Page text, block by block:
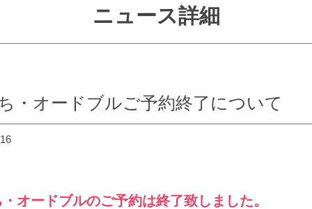
ニュース詳細
・オードブルご予約終了について
オードブルのご予約は終了致しました。